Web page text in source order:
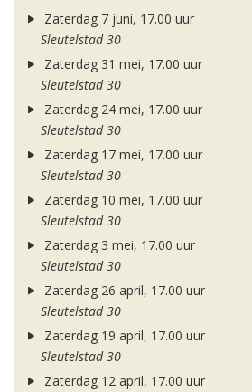
Zaterdag 7 juni, 17.00 uur
Sleutelstad 30
Zaterdag 31 mei, 17.00 uur
Sleutelstad 30
Zaterdag 24 mei, 17.00 uur
Sleutelstad 30
Zaterdag 17 mei, 17.00 uur
Sleutelstad 30
Zaterdag 10 mei, 17.00 uur
Sleutelstad 30
Zaterdag 3 mei, 17.00 uur
Sleutelstad 30
Zaterdag 26 april, 17.00 uur
Sleutelstad 30
Zaterdag 19 april, 17.00 uur
Sleutelstad 30
Zaterdag 12 april, 17.00 uur